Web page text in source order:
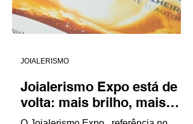
Joialerismo Expo está de
volta: mais brilho, mais
atitude, mais Brasil!
JOIALERISMO